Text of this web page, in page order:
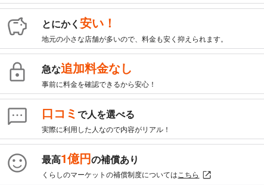
とにかく安い！
地元の小さな店舗が多いので、料金も安く抑えられます。
急な追加料金なし
事前に料金を確認できるから安心！
口コミで人を選べる
実際に利用した人なので内容がリアル！
最高1億円の補償あり
くらしのマーケットの補償制度については こちら